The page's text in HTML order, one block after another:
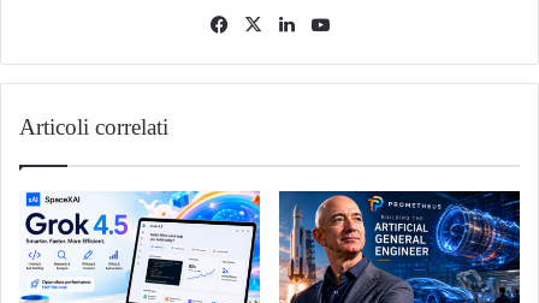
Facebook
X LinkedIn
Articoli correlati